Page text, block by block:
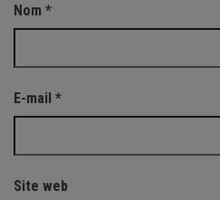
Nom *
E-mail *
Site web